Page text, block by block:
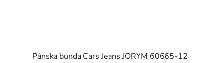
Pánska bunda Cars Jeans JORYM 60665-12